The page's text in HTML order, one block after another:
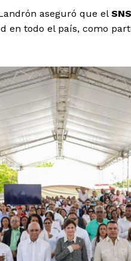
aseguró que el SNS
en todo el país, como